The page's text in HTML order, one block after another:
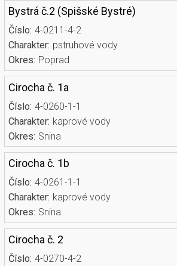
Bystrá č.2 (Spišské Bystré)
Číslo: 4-0211-4-2
Charakter: pstruhové vody
Okres: Poprad
Cirocha č. 1a
Číslo: 4-0260-1-1
Charakter: kaprové vody
Okres: Snina
Cirocha č. 1b
Číslo: 4-0261-1-1
Charakter: kaprové vody
Okres: Snina
Cirocha č. 2
Číslo: 4-0270-4-2